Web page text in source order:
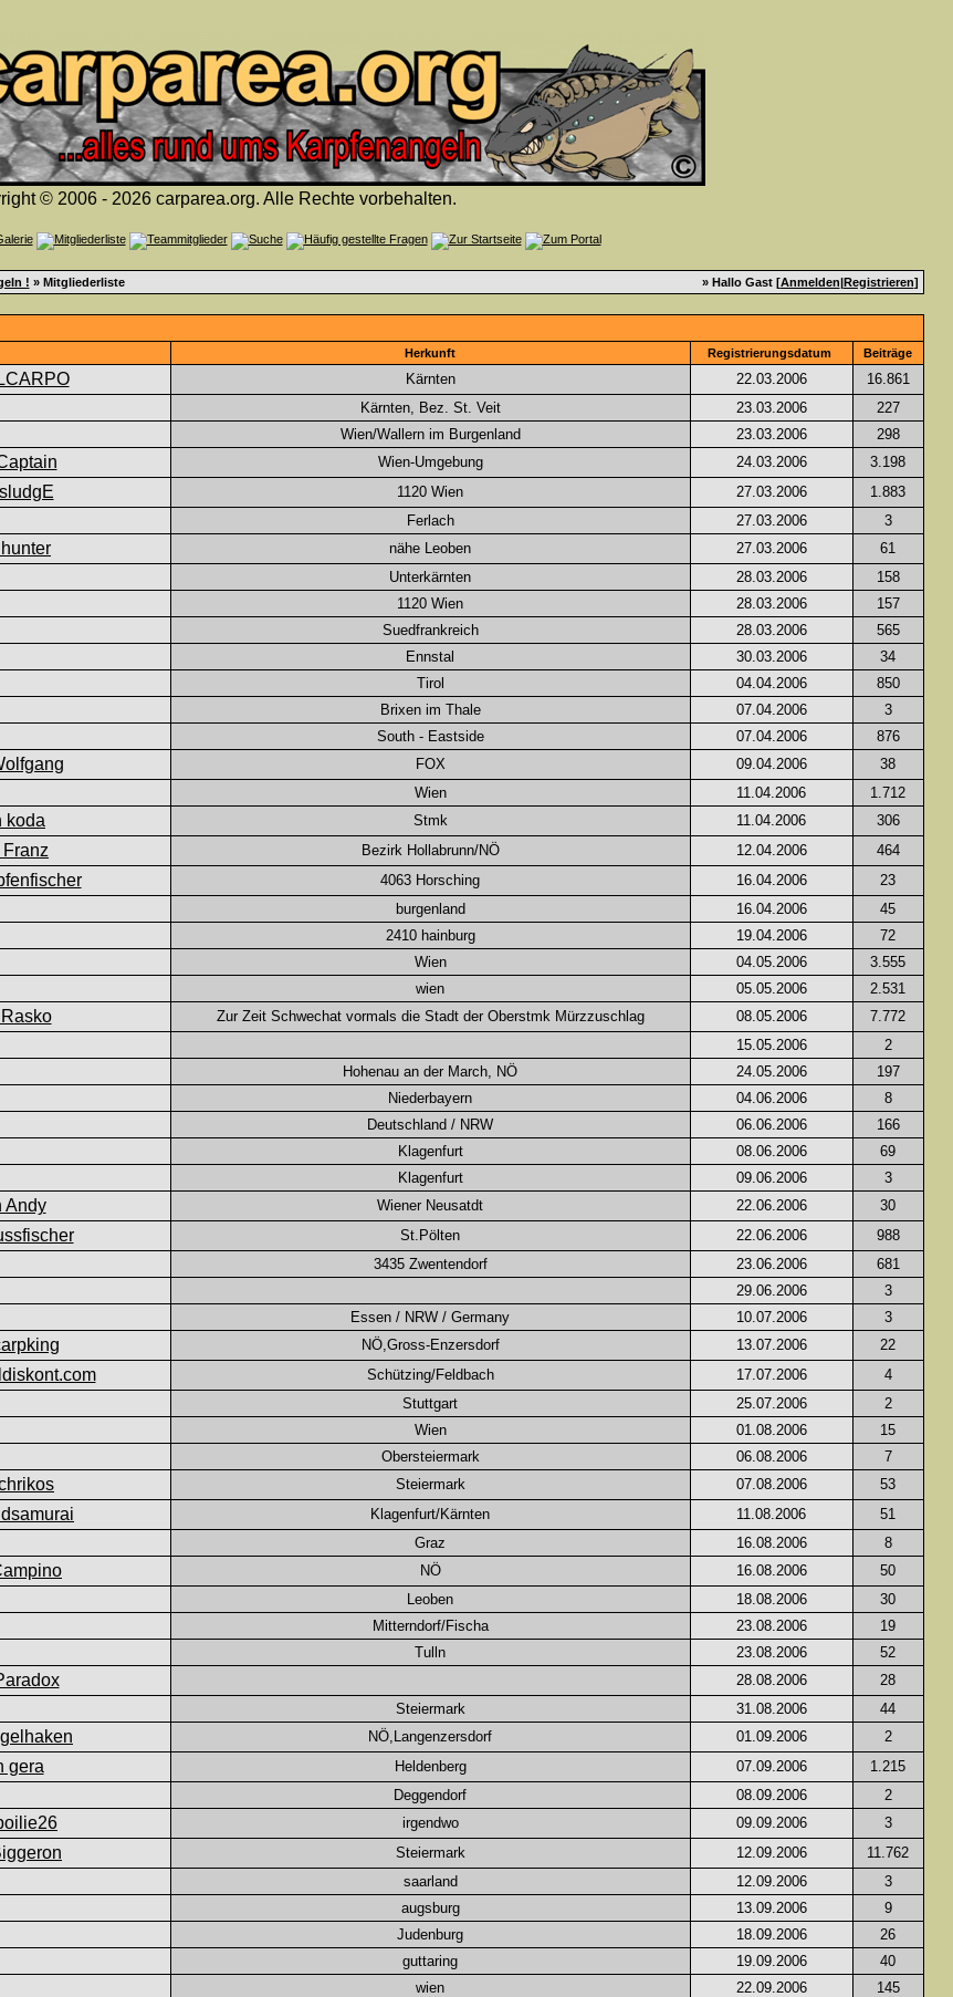
© 2006 - 2026 carparea.org. Alle Rechte vorbehalten.
! » Mitgliederliste » Hallo Gast [Anmelden|Registrieren]
Herkunft Registrierungsdatum Beiträge
Kärnten 22.03.2006
16.861
Kärnten, Bez. St. Veit 23.03.2006
227
Wien/Wallern im Burgenland 23.03.2006
298
Wien-Umgebung 24.03.2006
3.198
1120 Wien 27.03.2006
1.883
Ferlach 27.03.2006
3
nähe Leoben 27.03.2006
61
Unterkärnten 28.03.2006
158
1120 Wien 28.03.2006
157
Suedfrankreich 28.03.2006
565
Ennstal 30.03.2006
34
Tirol 04.04.2006
850
Brixen im Thale 07.04.2006
3
South - Eastside 07.04.2006
876
FOX 09.04.2006
38
Wien 11.04.2006
1.712
Stmk 11.04.2006
306
Bezirk Hollabrunn/NÖ 12.04.2006
464
4063 Horsching 16.04.2006
23
burgenland 16.04.2006
45
2410 hainburg 19.04.2006
72
Wien 04.05.2006
3.555
wien 05.05.2006
2.531
Zur Zeit Schwechat vormals die Stadt der Oberstmk Mürzzuschlag 08.05.2006
7.772
15.05.2006
2
Hohenau an der March, NÖ 24.05.2006
197
Niederbayern 04.06.2006
8
Deutschland / NRW 06.06.2006
166
Klagenfurt 08.06.2006
69
Klagenfurt 09.06.2006
3
Wiener Neusatdt 22.06.2006
30
St.Pölten 22.06.2006
988
3435 Zwentendorf 23.06.2006
681
29.06.2006
3
Essen / NRW / Germany 10.07.2006
3
NÖ,Gross-Enzersdorf 13.07.2006
22
Schützing/Feldbach 17.07.2006
4
Stuttgart 25.07.2006
2
Wien 01.08.2006
15
Obersteiermark 06.08.2006
7
Steiermark 07.08.2006
53
Klagenfurt/Kärnten 11.08.2006
51
Graz 16.08.2006
8
NÖ 16.08.2006
50
Leoben 18.08.2006
30
Mitterndorf/Fischa 23.08.2006
19
Tulln 23.08.2006
52
28.08.2006
28
Steiermark 31.08.2006
44
NÖ,Langenzersdorf 01.09.2006
2
Heldenberg 07.09.2006
1.215
Deggendorf 08.09.2006
2
irgendwo 09.09.2006
3
Steiermark 12.09.2006
11.762
saarland 12.09.2006
3
augsburg 13.09.2006
9
Judenburg 18.09.2006
26
guttaring 19.09.2006
40
wien 22.09.2006
145